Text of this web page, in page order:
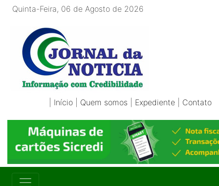
Quinta-Feira, 06 de Agosto de 2026
Início Quem somos Expediente Contato